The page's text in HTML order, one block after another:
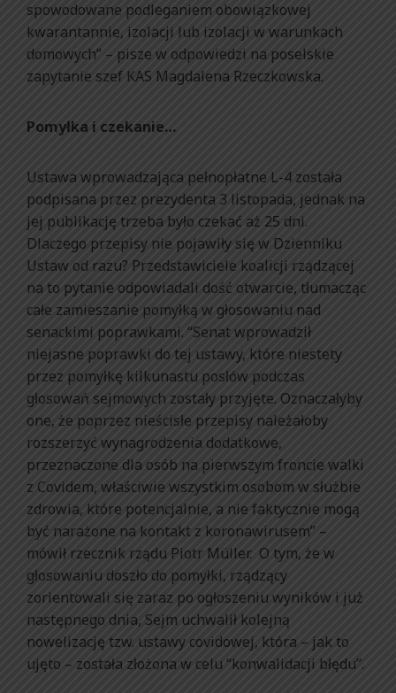
spowodowane podleganiem obowiązkowej
kwarantannie, izolacji lub izolacji w warunkach
domowych” – pisze w odpowiedzi na poselskie
zapytanie szef KAS Magdalena Rzeczkowska.
Pomyłka i czekanie…
Ustawa wprowadzająca pełnopłatne L-4 została
podpisana przez prezydenta 3 listopada, jednak na
jej publikację trzeba było czekać aż 25 dni.
Dlaczego przepisy nie pojawiły się w Dzienniku
Ustaw od razu? Przedstawiciele koalicji rządzącej
na to pytanie odpowiadali dość otwarcie, tłumacząc
całe zamieszanie pomyłką w głosowaniu nad
senackimi poprawkami. “Senat wprowadził
niejasne poprawki do tej ustawy, które niestety
przez pomyłkę kilkunastu posłów podczas
głosowań sejmowych zostały przyjęte. Oznaczałyby
one, że poprzez nieścisłe przepisy należałoby
rozszerzyć wynagrodzenia dodatkowe,
przeznaczone dla osób na pierwszym froncie walki
z Covidem, właściwie wszystkim osobom w służbie
zdrowia, które potencjalnie, a nie faktycznie mogą
być narażone na kontakt z koronawirusem” –
mówił rzecznik rządu Piotr Müller. O tym, że w
głosowaniu doszło do pomyłki, rządzący
zorientowali się zaraz po ogłoszeniu wyników i już
następnego dnia, Sejm uchwalił kolejną
nowelizację tzw. ustawy covidowej, która – jak to
ujęto – została złożona w celu “konwalidacji błędu”.